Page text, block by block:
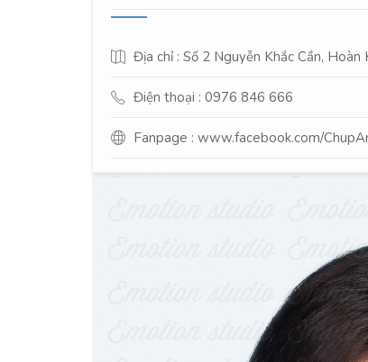
Địa chỉ : Số 2 Nguyễn Khắc Cần, Hoàn
Điện thoại : 0976 846 666
Fanpage : www.facebook.com/